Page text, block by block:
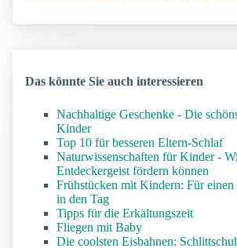
Das könnte Sie auch interessieren
Nachhaltige Geschenke - Die
Kinder
Top 10 für besseren Eltern-Schlaf
Naturwissenschaften für Kinder -
Entdeckergeist fördern können
Frühstücken mit Kindern: Für einen
in den Tag
Tipps für die Erkältungszeit
Fliegen mit Baby
Die coolsten Eisbahnen: